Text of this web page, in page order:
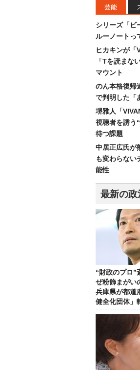
芸能
シリーズ「ビ
ルーノートっ
ヒカキンが「
「Tを読まな
マウント
のん本格復帰
で判明した「
堺雅人「
視聴者を誘う
待つ課題
中居正広氏が
も変わらない
能性
最新の
“財政のプロ”
ぜ粉飾まがい
兵庫県が都道
健全化団体」